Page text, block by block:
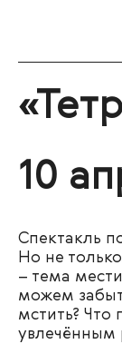
10
Спектакль
Но не
– тема
можем
мстить? Что
увлечённым